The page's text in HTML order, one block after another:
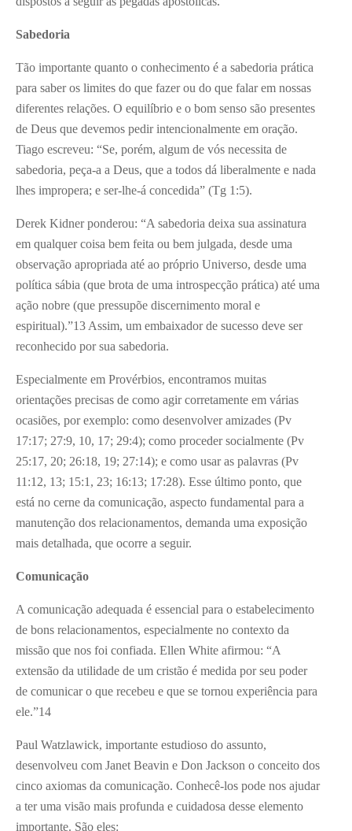
Sabedoria
Tão importante quanto o conhecimento é a sabedoria prática
para saber os limites do que fazer ou do que falar em nossas
diferentes relações. O equilíbrio e o bom senso são presentes
de Deus que devemos pedir intencionalmente em oração.
Tiago escreveu: “Se, porém, algum de vós necessita de
sabedoria, peça-a a Deus, que a todos dá liberalmente e nada
lhes impropera; e ser-lhe-á concedida” (Tg 1:5).
Derek Kidner ponderou: “A sabedoria deixa sua assinatura
em qualquer coisa bem feita ou bem julgada, desde uma
observação apropriada até ao próprio Universo, desde uma
política sábia (que brota de uma introspecção prática) até uma
ação nobre (que pressupõe discernimento moral e
espiritual).”13 Assim, um embaixador de sucesso deve ser
reconhecido por sua sabedoria.
Especialmente em Provérbios, encontramos muitas
orientações precisas de como agir corretamente em várias
ocasiões, por exemplo: como desenvolver amizades (Pv
17:17; 27:9, 10, 17; 29:4); como proceder socialmente (Pv
25:17, 20; 26:18, 19; 27:14); e como usar as palavras (Pv
11:12, 13; 15:1, 23; 16:13; 17:28). Esse último ponto, que
está no cerne da comunicação, aspecto fundamental para a
manutenção dos relacionamentos, demanda uma exposição
mais detalhada, que ocorre a seguir.
Comunicação
A comunicação adequada é essencial para o estabelecimento
de bons relacionamentos, especialmente no contexto da
missão que nos foi confiada. Ellen White afirmou: “A
extensão da utilidade de um cristão é medida por seu poder
de comunicar o que recebeu e que se tornou experiência para
ele.”14
Paul Watzlawick, importante estudioso do assunto,
desenvolveu com Janet Beavin e Don Jackson o conceito dos
cinco axiomas da comunicação. Conhecê-los pode nos ajudar
a ter uma visão mais profunda e cuidadosa desse elemento
importante. São eles: